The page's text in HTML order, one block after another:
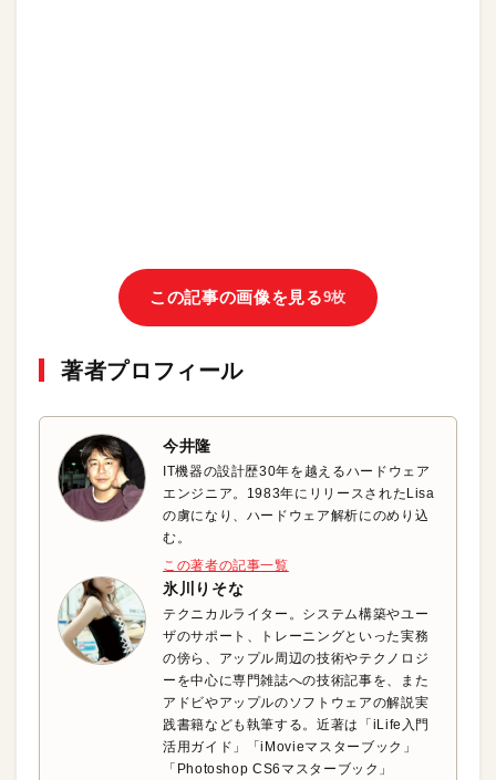
この記事の画像を見る9枚
著者プロフィール
今井隆
IT機器の設計歴30年を越えるハードウェア
エンジニア。1983年にリリースされたLisa
の虜になり、ハードウェア解析にのめり込
む。
この著者の記事一覧
氷川りそな
テクニカルライター。システム構築やユー
ザのサポート、トレーニングといった実務
の傍ら、アップル周辺の技術やテクノロジ
ーを中心に専門雑誌への技術記事を、また
アドビやアップルのソフトウェアの解説実
践書籍なども執筆する。近著は「iLife入門
活用ガイド」「iMovieマスターブック」
「Photoshop CS6マスターブック」